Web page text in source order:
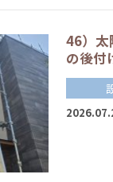
46）太
の後付